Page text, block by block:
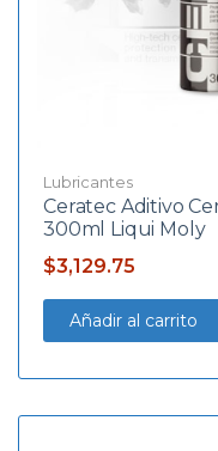
Lubricantes
Ceratec Aditivo
300ml Liqui Moly
$3,129.75
Añadir al carrito